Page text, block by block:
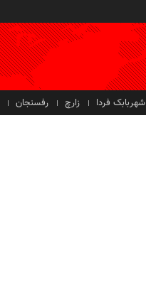
شهربابک فردا زارچ رفسنجان